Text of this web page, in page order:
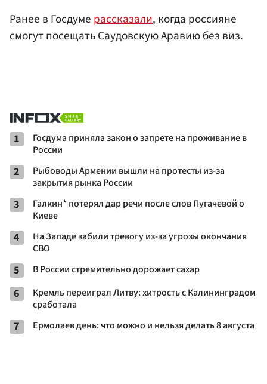
Ранее в Госдуме рассказали, когда россияне
смогут посещать Саудовскую Аравию без виз.
1
Госдума приняла закон о запрете на проживание в
России
2
Рыбоводы Армении вышли на протесты из-за
закрытия рынка России
3
Галкин* потерял дар речи после слов Пугачевой о
Киеве
4
На Западе забили тревогу из-за угрозы окончания
СВО
5 В России стремительно дорожает сахар
6
Кремль переиграл Литву: хитрость с Калининградом
сработала
7 Ермолаев день: что можно и нельзя делать 8 августа